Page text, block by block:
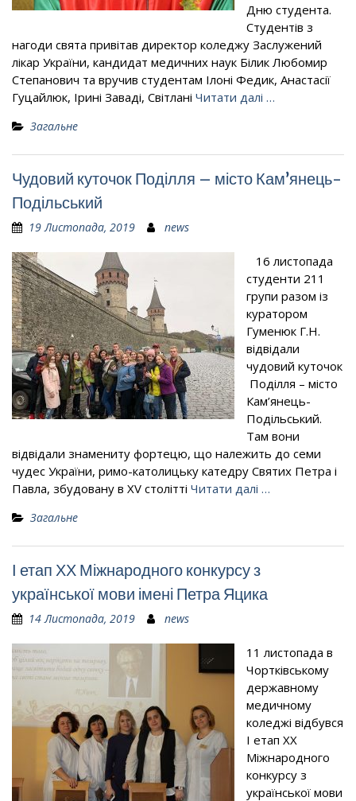
Дню студента.
Студентів з
нагоди свята привітав директор коледжу Заслужений
лікар України, кандидат медичних наук Білик Любомир
Степанович та вручив студентам Ілоні Федик, Анастасії
Гуцайлюк, Ірині Заваді, Світлані Читати далі …
Загальне
Чудовий куточок Поділля – місто Кам’янець-
Подільський
19 Листопада, 2019 news
16 листопада
студенти 211
групи разом із
куратором
Гуменюк Г.Н.
відвідали
чудовий куточок
Поділля – місто
Кам’янець-
Подільський.
Там вони
відвідали знамениту фортецю, що належить до семи
чудес України, римо-католицьку катедру Святих Петра і
Павла, збудовану в XV столітті Читати далі …
Загальне
І етап ХХ Міжнародного конкурсу з
української мови імені Петра Яцика
14 Листопада, 2019 news
11 листопада в
Чортківському
державному
медичному
коледжі відбувся
І етап ХХ
Міжнародного
конкурсу з
української мови